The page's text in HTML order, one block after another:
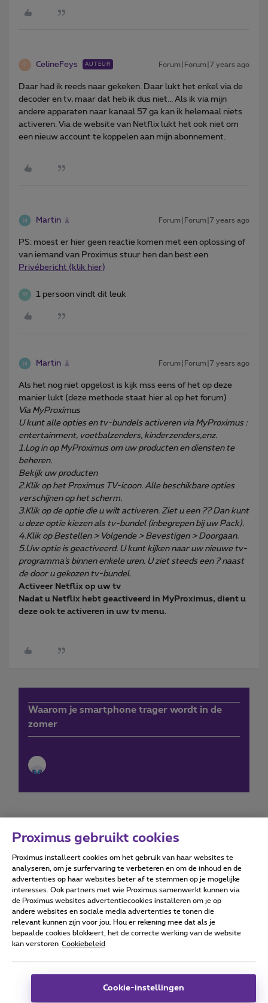
C CelineFeys AUTEUR Forum|Forum|7 years ago
Daar had ik reeds naar gekeken. Daar lukt het enkel via de
decoder en tv, maar dat heb ik dus niet... Als ik via mijn
andere apparaten naar kanaal 57 ga kan ik helemaal niets
activeren. Via de website van Netflix lukt het ook niet om
een nieuw account te koppelen aan mijn abonnement.
Martin Forum|Forum|7 years ago
PS: moest er hier geen reactie komen met een oplossing of
van iemand van Proximus stuur hen dan best een
Privébericht (klik hier)
W 1 persoon vindt dit leuk
Martin Forum|Forum|7 years ago
Als het nog niet opgelost is kijk mss eens of het op deze
manier lukt (deze methode staat hier al op het forum)
Via MyProximus
U kunt alle opties en tv-bundels activeren via MyProximus :
entertainment, voetbalzenders, kinderzenders,enz.
1.Log in op MyProximus om uw producten en diensten te
beheren.
Bekijk uw producten
2.Klik op het Proximus TV-icoon. Alle beschikbare opties
verschijnen op het scherm.
3.Klik op de optie die u wilt activeren. Ziet u een ?? Dan kunt
u deze optie kiezen als tv-bundel (inbegrepen bij uw Pack).
4.Klik op Bestellen > Volgende > Bevestigen > Doorgaan.
5.Uw optie is geactiveerd. U kunt kijken naar uw nieuwe tv-
programma’s binnen enkele uren. U ziet steeds een ? naast
de door u gekozen tv-bundel.
Activeer Netflix op uw tv
Nadat u Netflix hebt geactiveerd in MyProximus, dient u
deze ook te activeren in uw tv menu.
Waarom je smartphone trager wordt in de
zomer
Forumvoorwaarden Accessibility statement
Alle rechten voorbehouden. © Proximus
Algemene voorwaarden, consumenteninfo
Deze website is gecreëerd en wordt beheerd conform het
Proximus gebruikt cookies
Proximus installeert cookies om het gebruik van haar websites te
analyseren, om je surfervaring te verbeteren en om de inhoud en de
advertenties op haar websites beter af te stemmen op je mogelijke
interesses. Ook partners met wie Proximus samenwerkt kunnen via
de Proximus websites advertentiecookies installeren om je op
andere websites en sociale media advertenties te tonen die
relevant kunnen zijn voor jou. Hou er rekening mee dat als je
bepaalde cookies blokkeert, het de correcte werking van de website
kan verstoren Cookiebeleid
Cookie-instellingen